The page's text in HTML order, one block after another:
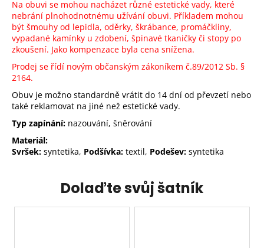
Na obuvi se mohou nacházet různé estetické vady, které
nebrání plnohodnotnému užívání obuvi. Příkladem mohou
být šmouhy od lepidla, oděrky, škrábance, promáčkliny,
vypadané kamínky u zdobení, špinavé tkaničky či stopy po
zkoušení. Jako kompenzace byla cena snížena.
Prodej se řídí novým občanským zákoníkem č.89/2012 Sb. §
2164.
Obuv je možno standardně vrátit do 14 dní od převzetí nebo
také reklamovat na jiné než estetické vady.
Typ zapínání: nazouvání, šněrování
Materiál:
Svršek: syntetika, Podšívka: textil, Podešev: syntetika
Dolaďte svůj šatník